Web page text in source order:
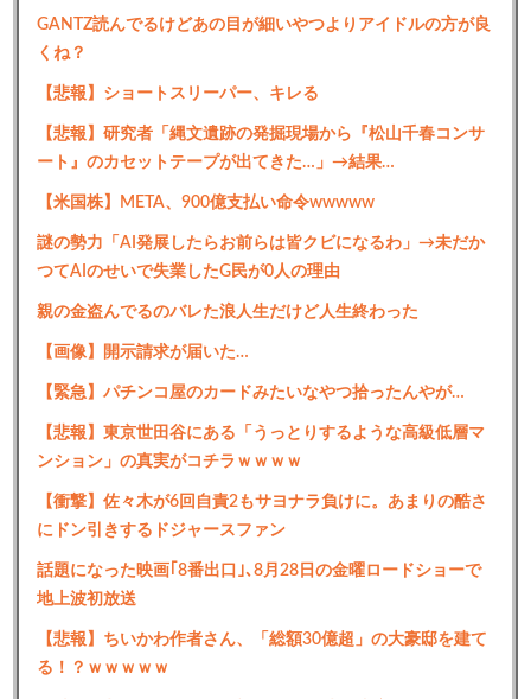
GANTZ読んでるけどあの目が細いやつよりアイドルの方が良
くね？
【悲報】ショートスリーパー、キレる
【悲報】研究者「縄文遺跡の発掘現場から『松山千春コンサ
ート』のカセットテープが出てきた…」→結果…
【米国株】META、900億支払い命令wwwww
謎の勢力「AI発展したらお前らは皆クビになるわ」→未だか
つてAIのせいで失業したG民が0人の理由
親の金盗んでるのバレた浪人生だけど人生終わった
【画像】開示請求が届いた…
【緊急】パチンコ屋のカードみたいなやつ拾ったんやが…
【悲報】東京世田谷にある「うっとりするような高級低層マ
ンション」の真実がコチラｗｗｗｗ
【衝撃】佐々木が6回自責2もサヨナラ負けに。あまりの酷さ
にドン引きするドジャースファン
話題になった映画｢8番出口｣､8月28日の金曜ロードショーで
地上波初放送
【悲報】ちいかわ作者さん、「総額30億超」の大豪邸を建て
る！？ｗｗｗｗｗ